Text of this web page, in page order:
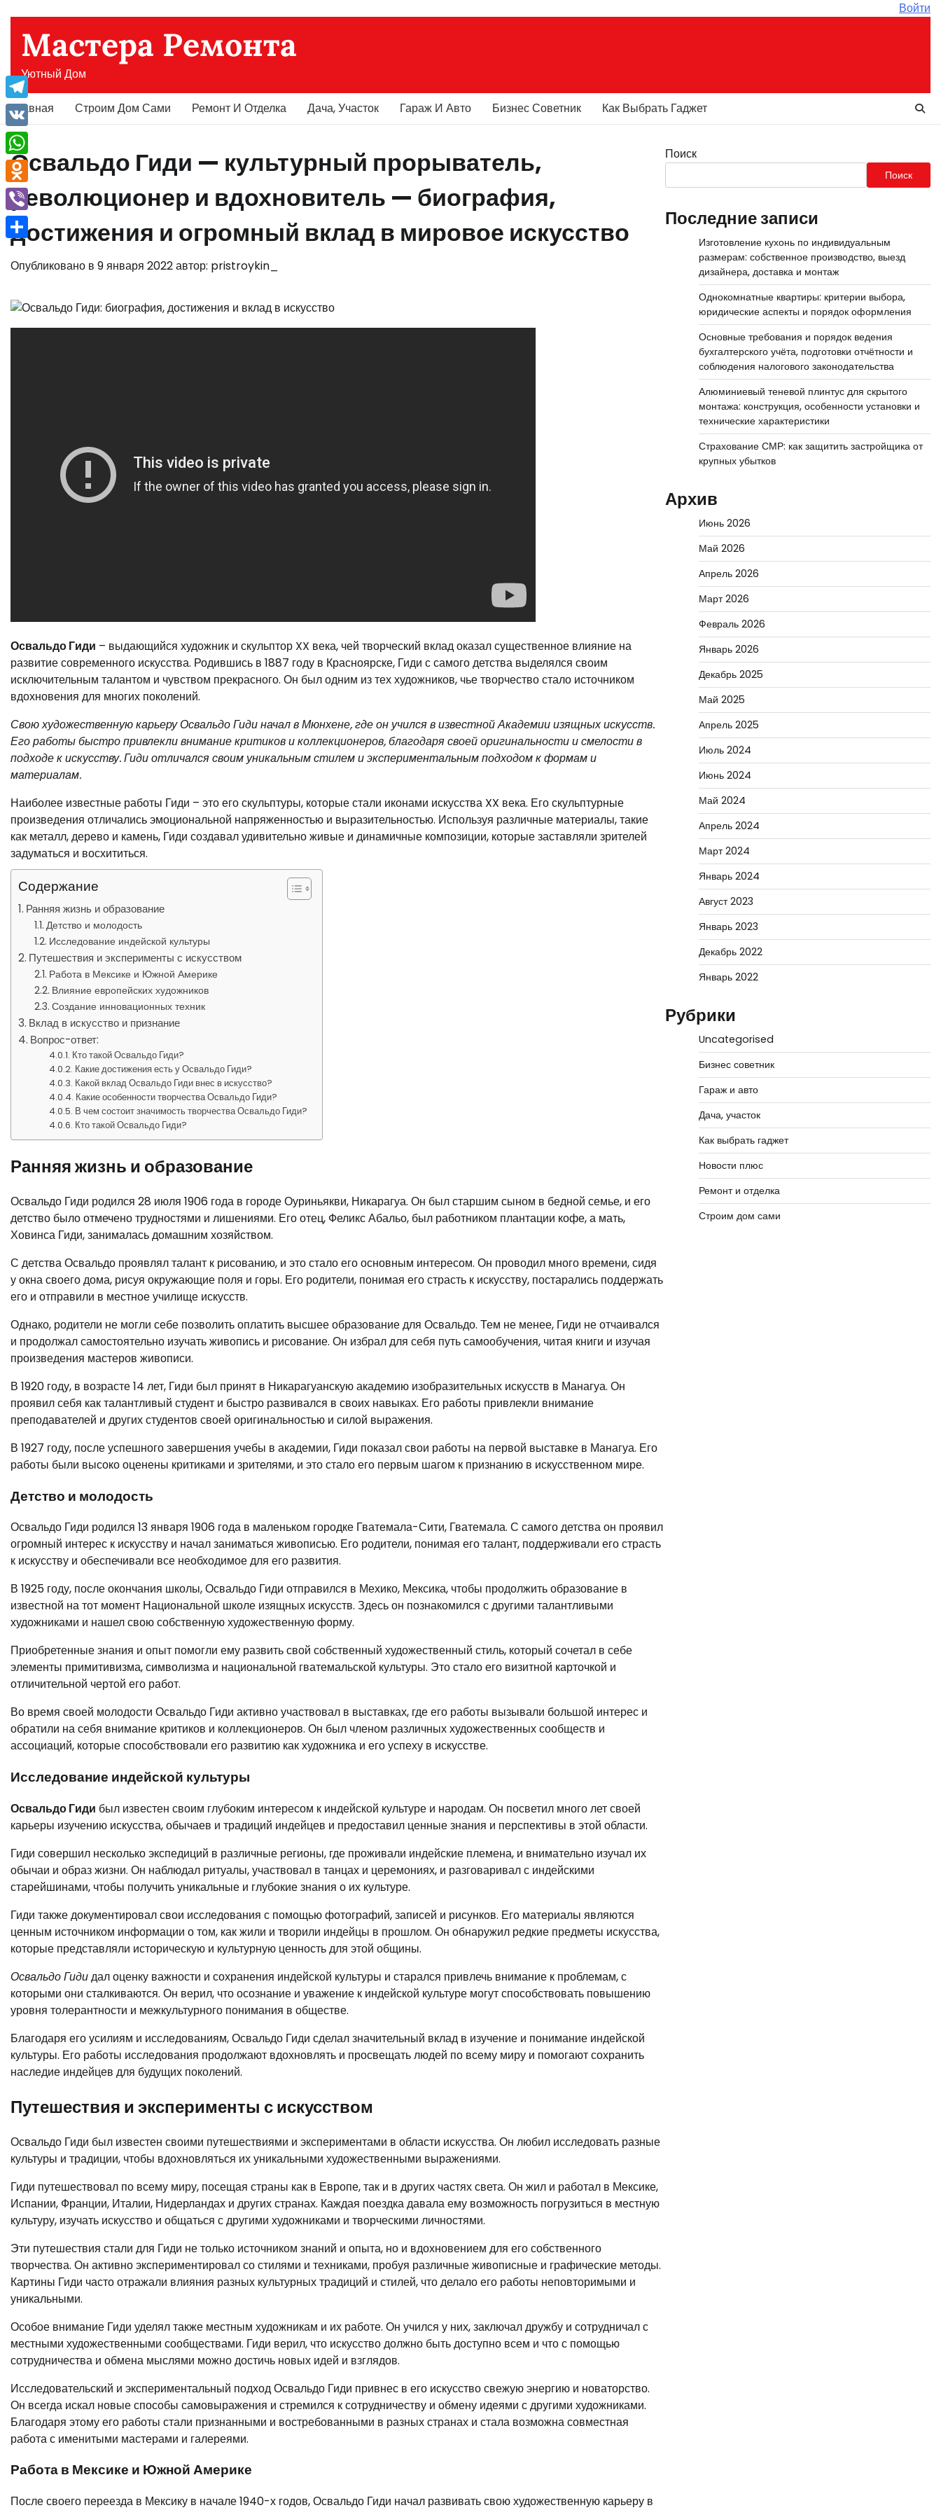
содержимому
Войти
Мастера Ремонта
Уютный Дом
Главная Строим Дом Сами Ремонт И Отделка Дача, Участок Гараж И Авто Бизнес Советник Как Выбрать Гаджет
Освальдо Гиди — культурный прорыватель,
революционер и вдохновитель — биография,
достижения и огромный вклад в мировое искусство
Опубликовано в 9 января 2022автор: pristroykin_
Освальдо Гиди – выдающийся художник и скульптор XX века, чей творческий вклад оказал существенное влияние на
развитие современного искусства. Родившись в 1887 году в Красноярске, Гиди с самого детства выделялся своим
исключительным талантом и чувством прекрасного. Он был одним из тех художников, чье творчество стало источником
вдохновения для многих поколений.
Свою художественную карьеру Освальдо Гиди начал в Мюнхене, где он учился в известной Академии изящных искусств.
Его работы быстро привлекли внимание критиков и коллекционеров, благодаря своей оригинальности и смелости в
подходе к искусству. Гиди отличался своим уникальным стилем и экспериментальным подходом к формам и
материалам.
Наиболее известные работы Гиди – это его скульптуры, которые стали иконами искусства XX века. Его скульптурные
произведения отличались эмоциональной напряженностью и выразительностью. Используя различные материалы, такие
как металл, дерево и камень, Гиди создавал удивительно живые и динамичные композиции, которые заставляли зрителей
задуматься и восхититься.
Содержание
Ранняя жизнь и образование
Детство и молодость
Исследование индейской культуры
Путешествия и эксперименты с искусством
Работа в Мексике и Южной Америке
Влияние европейских художников
Создание инновационных техник
Вклад в искусство и признание
Вопрос-ответ:
Кто такой Освальдо Гиди?
Какие достижения есть у Освальдо Гиди?
Какой вклад Освальдо Гиди внес в искусство?
Какие особенности творчества Освальдо Гиди?
В чем состоит значимость творчества Освальдо Гиди?
Кто такой Освальдо Гиди?
Ранняя жизнь и образование
Освальдо Гиди родился 28 июля 1906 года в городе Оуриньякви, Никарагуа. Он был старшим сыном в бедной семье, и его
детство было отмечено трудностями и лишениями. Его отец, Феликс Абальо, был работником плантации кофе, а мать,
Ховинса Гиди, занималась домашним хозяйством.
С детства Освальдо проявлял талант к рисованию, и это стало его основным интересом. Он проводил много времени, сидя
у окна своего дома, рисуя окружающие поля и горы. Его родители, понимая его страсть к искусству, постарались поддержать
его и отправили в местное училище искусств.
Однако, родители не могли себе позволить оплатить высшее образование для Освальдо. Тем не менее, Гиди не отчаивался
и продолжал самостоятельно изучать живопись и рисование. Он избрал для себя путь самообучения, читая книги и изучая
произведения мастеров живописи.
В 1920 году, в возрасте 14 лет, Гиди был принят в Никарагуанскую академию изобразительных искусств в Манагуа. Он
проявил себя как талантливый студент и быстро развивался в своих навыках. Его работы привлекли внимание
преподавателей и других студентов своей оригинальностью и силой выражения.
В 1927 году, после успешного завершения учебы в академии, Гиди показал свои работы на первой выставке в Манагуа. Его
работы были высоко оценены критиками и зрителями, и это стало его первым шагом к признанию в искусственном мире.
Детство и молодость
Освальдо Гиди родился 13 января 1906 года в маленьком городке Гватемала-Сити, Гватемала. С самого детства он проявил
огромный интерес к искусству и начал заниматься живописью. Его родители, понимая его талант, поддерживали его страсть
к искусству и обеспечивали все необходимое для его развития.
В 1925 году, после окончания школы, Освальдо Гиди отправился в Мехико, Мексика, чтобы продолжить образование в
известной на тот момент Национальной школе изящных искусств. Здесь он познакомился с другими талантливыми
художниками и нашел свою собственную художественную форму.
Приобретенные знания и опыт помогли ему развить свой собственный художественный стиль, который сочетал в себе
элементы примитивизма, символизма и национальной гватемальской культуры. Это стало его визитной карточкой и
отличительной чертой его работ.
Во время своей молодости Освальдо Гиди активно участвовал в выставках, где его работы вызывали большой интерес и
обратили на себя внимание критиков и коллекционеров. Он был членом различных художественных сообществ и
ассоциаций, которые способствовали его развитию как художника и его успеху в искусстве.
Исследование индейской культуры
Освальдо Гиди был известен своим глубоким интересом к индейской культуре и народам. Он посветил много лет своей
карьеры изучению искусства, обычаев и традиций индейцев и предоставил ценные знания и перспективы в этой области.
Гиди совершил несколько экспедиций в различные регионы, где проживали индейские племена, и внимательно изучал их
обычаи и образ жизни. Он наблюдал ритуалы, участвовал в танцах и церемониях, и разговаривал с индейскими
старейшинами, чтобы получить уникальные и глубокие знания о их культуре.
Гиди также документировал свои исследования с помощью фотографий, записей и рисунков. Его материалы являются
ценным источником информации о том, как жили и творили индейцы в прошлом. Он обнаружил редкие предметы искусства,
которые представляли историческую и культурную ценность для этой общины.
Освальдо Гидидал оценку важности и сохранения индейской культуры и старался привлечь внимание к проблемам, с
которыми они сталкиваются. Он верил, что осознание и уважение к индейской культуре могут способствовать повышению
уровня толерантности и межкультурного понимания в обществе.
Благодаря его усилиям и исследованиям, Освальдо Гиди сделал значительный вклад в изучение и понимание индейской
культуры. Его работы исследования продолжают вдохновлять и просвещать людей по всему миру и помогают сохранить
наследие индейцев для будущих поколений.
Путешествия и эксперименты с искусством
Освальдо Гиди был известен своими путешествиями и экспериментами в области искусства. Он любил исследовать разные
культуры и традиции, чтобы вдохновляться их уникальными художественными выражениями.
Гиди путешествовал по всему миру, посещая страны как в Европе, так и в других частях света. Он жил и работал в Мексике,
Испании, Франции, Италии, Нидерландах и других странах. Каждая поездка давала ему возможность погрузиться в местную
культуру, изучать искусство и общаться с другими художниками и творческими личностями.
Эти путешествия стали для Гиди не только источником знаний и опыта, но и вдохновением для его собственного
творчества. Он активно экспериментировал со стилями и техниками, пробуя различные живописные и графические методы.
Картины Гиди часто отражали влияния разных культурных традиций и стилей, что делало его работы неповторимыми и
уникальными.
Особое внимание Гиди уделял также местным художникам и их работе. Он учился у них, заключал дружбу и сотрудничал с
местными художественными сообществами. Гиди верил, что искусство должно быть доступно всем и что с помощью
сотрудничества и обмена мыслями можно достичь новых идей и взглядов.
Исследовательский и экспериментальный подход Освальдо Гиди привнес в его искусство свежую энергию и новаторство.
Он всегда искал новые способы самовыражения и стремился к сотрудничеству и обмену идеями с другими художниками.
Благодаря этому его работы стали признанными и востребованными в разных странах и стала возможна совместная
работа с именитыми мастерами и галереями.
Работа в Мексике и Южной Америке
После своего переезда в Мексику в начале 1940-х годов, Освальдо Гиди начал развивать свою художественную карьеру в
Поиск
Поиск
Последние записи
Изготовление кухонь по индивидуальным
размерам: собственное производство, выезд
дизайнера, доставка и монтаж
Однокомнатные квартиры: критерии выбора,
юридические аспекты и порядок оформления
Основные требования и порядок ведения
бухгалтерского учёта, подготовки отчётности и
соблюдения налогового законодательства
Алюминиевый теневой плинтус для скрытого
монтажа: конструкция, особенности установки и
технические характеристики
Страхование СМР: как защитить застройщика от
крупных убытков
Архив
Июнь 2026
Май 2026
Апрель 2026
Март 2026
Февраль 2026
Январь 2026
Декабрь 2025
Май 2025
Апрель 2025
Июль 2024
Июнь 2024
Май 2024
Апрель 2024
Март 2024
Январь 2024
Август 2023
Январь 2023
Декабрь 2022
Январь 2022
Рубрики
Uncategorised
Бизнес советник
Гараж и авто
Дача, участок
Как выбрать гаджет
Новости плюс
Ремонт и отделка
Строим дом сами
Telegram
VK
WhatsApp
Odnoklassniki
Viber
Отправить